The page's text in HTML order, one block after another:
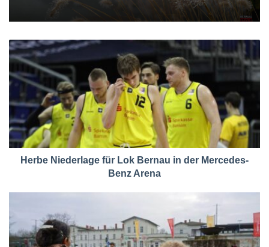
Herbe Niederlage für Lok Bernau in der Mercedes-
Benz Arena